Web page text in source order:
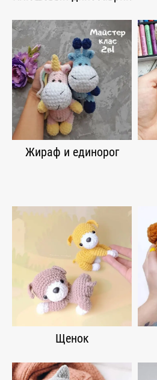
Жираф и единорог
Щенок